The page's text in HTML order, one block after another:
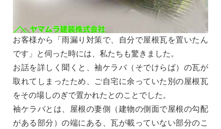
お客様から「雨漏り対策で、自分で屋根瓦を置いたん
です」と伺った時には、私たちも驚きました。
お話を詳しく聞くと、袖ケラバ（そでけらば）の瓦が
取れてしまったため、ご自宅に余っていた別の屋根瓦
をその場しのぎで置かれたとのことでした。
袖ケラバとは、屋根の妻側（建物の側面で屋根の勾配
がある部分）の端にある、瓦が載っていない部分のこ